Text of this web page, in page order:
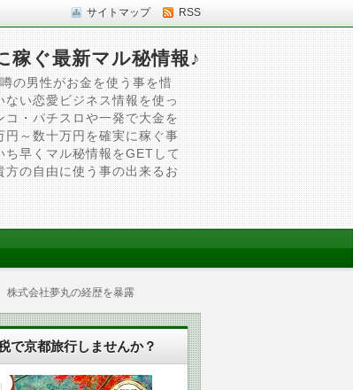
サイトマップ RSS
稼ぐ最新マル秘情報♪
の男性がお金を使う事を惜
い恋愛ビジネス情報を使っ
・パチスロや一発で大金を
～数十万円を確実に稼ぐ事
ち早くマル秘情報をGETして
の自由に使う事の出来るお
株式会社夢丸の経歴を暴露
で京都旅行しませんか？